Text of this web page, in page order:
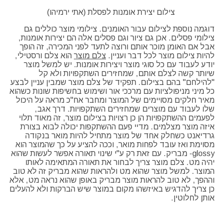
צילום יצירת אומנות לפסלת (אתי ירמיהו)
דוגמה נוספת לצילום עבור האומנים. צילומי מוצר כוללים גם
צילומי פסלים. אכן גם ציור וגם פסלים אלה הם יצירות אומנות,
אבל אם האומן מוכר אותם ורוצה לתעד לפני המכירה, זה הופך
להיות צילום מוצר לכל דבר ועניין. צלם מוצר הוא צלם ורסטילי,
יודע לעבוד עם כל סוגי מוצר ויצירות אומנות. יש למשל מוצר
שיותר קשה לצלם אותם, שמחזירים השתקפויות ולא קל
"להילחם" בהם בצילום. תפקיד של צלם מוצר שמבין עניין לבצע
כל מיני מניפולציות עם מרככי אור ושימוש בחשיפות שונות כשהוא
מאיר חלקים מסויימים של המוצר ומחבר אח"כ מראה על היכול
שלו לעבוד עם מוצרים שמחזירים השתקפויות. דרך אגב,
לפעמים ההשתקפויות הן כן רצויות בצילום מוצר, זה מאוד תלוי
איזה מוצר מצלמים. מדיי פעם ההשתקפות יכולה לבוא בצורת
גרדיאנט כשחלק אחד של מוצר מתחיל להיות מואר בנקודה
מסוימת ואז עובד לפחות מואר, וככה להציע על כך שהמוצר הוא
glossy- מבריק. עם זאת רק ע"י שינוי תאורה אפשר לעשות שהוא
יהיה מט. צלם מוצר צריך לבחור את תאורה המתאימה לאותו
המוצר. למשל מוצר שהוא מט ולהראות שהוא מבריק זה לא טוב
וההפך, לא טוב להראות מוצר מבריק באופן שהוא נראה מט, אלא
כן צריך להדגיש באיזשהו מקום במוצר שיש הברקות ולא להעלים
אותן לחלוטין.